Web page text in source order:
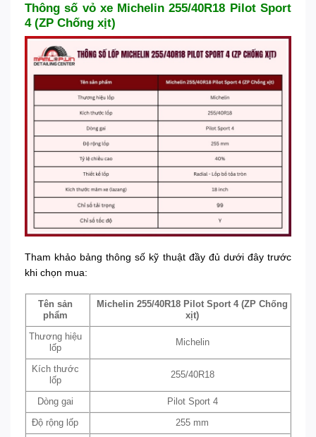
Thông số vỏ xe Michelin 255/40R18 Pilot Sport
4 (ZP Chống xịt)
Tham khảo bảng thông số kỹ thuật đầy đủ dưới đây trước
khi chọn mua:
Tên sản
phẩm
Michelin 255/40R18 Pilot Sport 4 (ZP Chống
xịt)
Thương hiệu
lốp
Michelin
Kích thước
lốp
255/40R18
Dòng gai Pilot Sport 4
Độ rộng lốp 255 mm